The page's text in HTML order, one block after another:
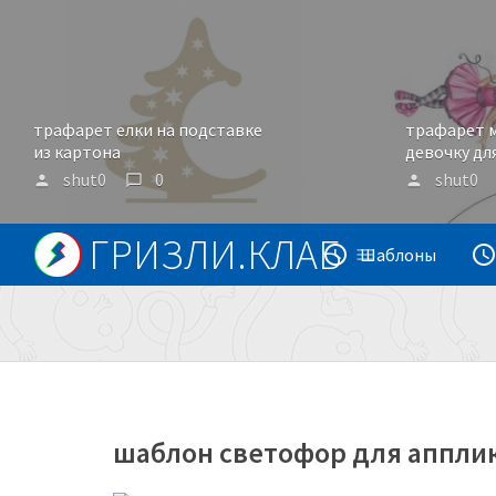
трафарет елки на подставке
из картона
person shut0 chat_bubble_outline 0
трафарет
девочку
person shut0
ГРИЗЛИ.КЛАБ menu
access_time Шаблоны access_time
шаблон светофор для